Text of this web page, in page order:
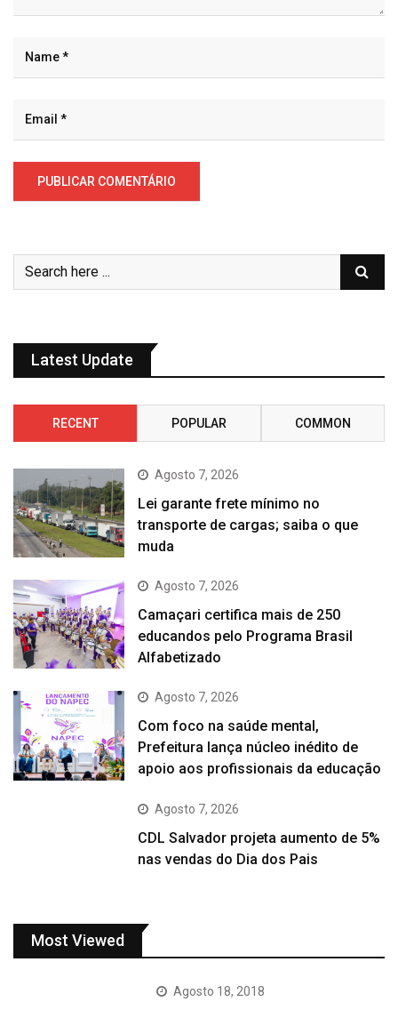
Latest Update
RECENT POPULAR COMMON
Agosto 7, 2026
Lei garante frete mínimo no
transporte de cargas; saiba o que
muda
Agosto 7, 2026
Camaçari certifica mais de 250
educandos pelo Programa Brasil
Alfabetizado
Agosto 7, 2026
Com foco na saúde mental,
Prefeitura lança núcleo inédito de
apoio aos profissionais da educação
Agosto 7, 2026
CDL Salvador projeta aumento de 5%
nas vendas do Dia dos Pais
Most Viewed
Agosto 18, 2018